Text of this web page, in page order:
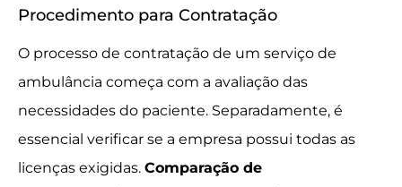
Procedimento para Contratação
O processo de contratação de um serviço de
ambulância começa com a avaliação das
necessidades do paciente. Separadamente, é
essencial verificar se a empresa possui todas as
licenças exigidas. Comparação de